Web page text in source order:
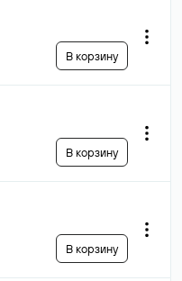
В корзину
В корзину
В корзину